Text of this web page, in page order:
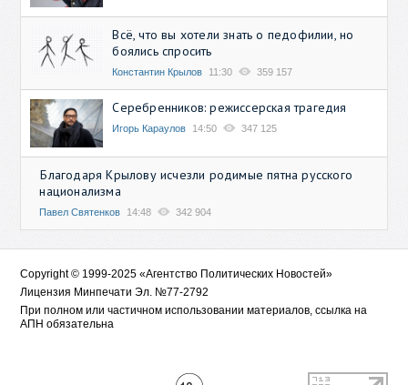
Всё, что вы хотели знать о педофилии, но
боялись спросить
Константин Крылов 11:30 359 157
Серебренников: режиссерская трагедия
Игорь Караулов 14:50 347 125
Благодаря Крылову исчезли родимые пятна русского
национализма
Павел Святенков 14:48 342 904
Copyright © 1999-2025 «Агентство Политических Новостей»
Лицензия Минпечати Эл. №77-2792
При полном или частичном использовании материалов, ссылка на
АПН обязательна